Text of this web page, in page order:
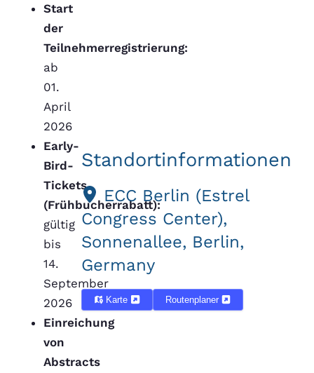
Start
der
Teilnehmerregistrierung:
ab
01.
April
2026
Early-
Bird-
Tickets
(Frühbucherrabatt):
gültig
bis
14.
September
2026
Einreichung
von
Abstracts
Standortinformationen
ECC Berlin (Estrel
Congress Center),
Sonnenallee, Berlin,
Germany
Karte Routenplaner